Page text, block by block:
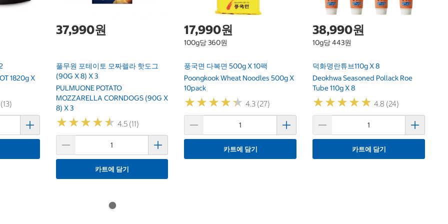
1820g X
37,990원
풀무원 포테이토 모짜렐라 핫도그
(90G X 8) X 3
PULMUONE POTATO
MOZZARELLA CORNDOGS (90G X
8) X 3
★★★★★
★★★★★ 4.5 (11)
카트에 담기
17,990원
100g당 360원
풍국면 다복면 500g X 10팩
Poongkook Wheat Noodles 500g X
10pack
★★★★★
★★★★★ 4.3 (27)
카트에 담기
38,990원
10g당 443원
덕화명란튜브110g X 8
Deokhwa Seasoned Pollack Roe
Tube 110g X 8
★★★★★
★★★★★ 4.8 (24)
카트에 담기